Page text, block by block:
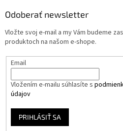
Odoberať newsletter
Vložte svoj e-mail a my Vám budeme
produktoch na našom e-shope.
Email
Vložením e-mailu súhlasíte s
údajov
PRIHLÁSIŤ SA